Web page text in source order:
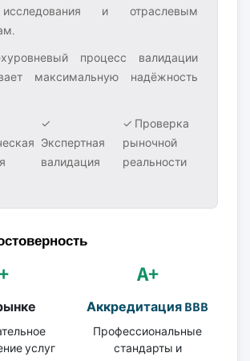
и отраслевым
процесс валидации
максимальную надёжность
✓
Экспертная
валидация
✓ Проверка
рыночной
реальности
услуг
A+
Аккредитация BBB
Профессиональные
стандарты и